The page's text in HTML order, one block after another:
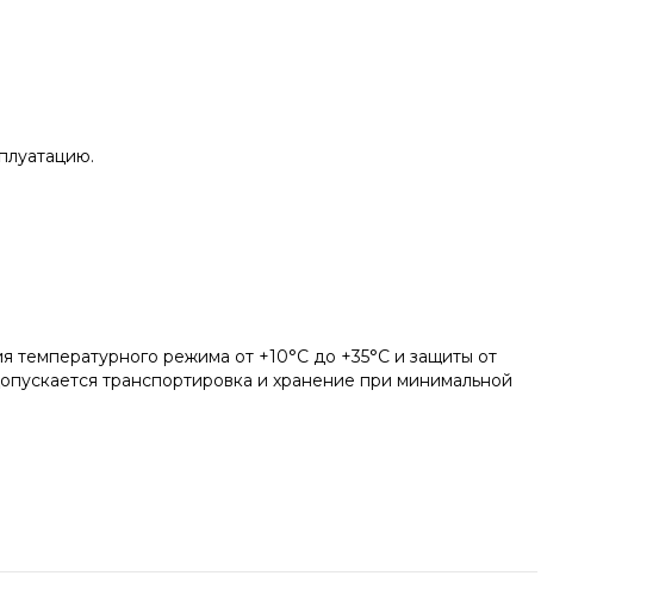
температурного режима от +10°С до +35°С и защиты от
транспортировка и хранение при минимальной